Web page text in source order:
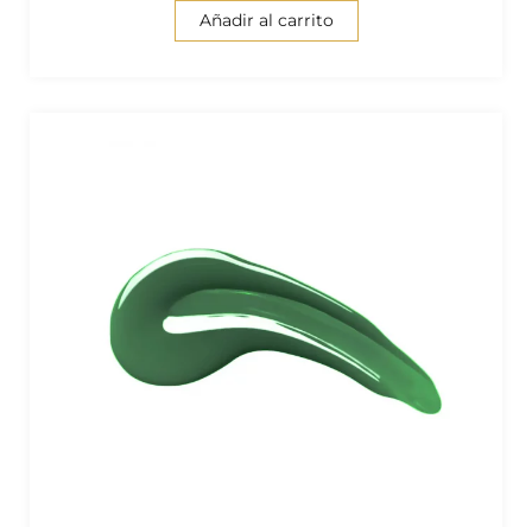
Añadir al carrito